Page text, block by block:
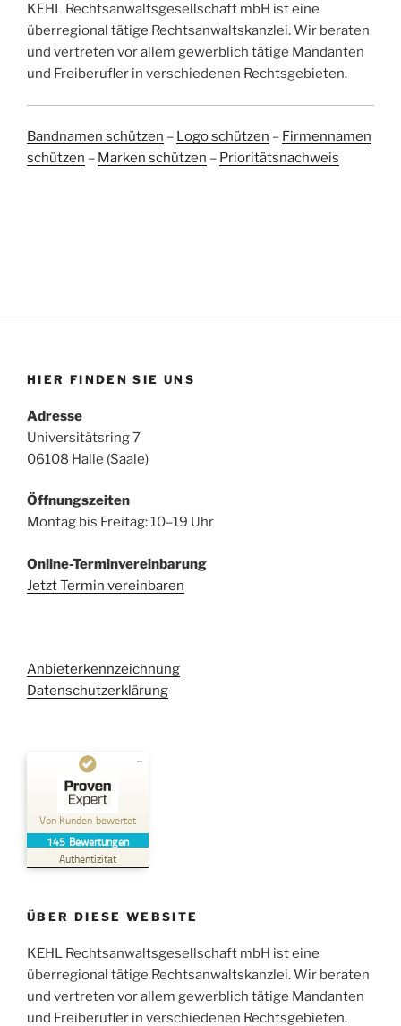
KEHL Rechtsanwaltsgesellschaft mbH ist eine
überregional tätige Rechtsanwaltskanzlei. Wir beraten
und vertreten vor allem gewerblich tätige Mandanten
und Freiberufler in verschiedenen Rechtsgebieten.
Bandnamen schützen – Logo schützen – Firmennamen
schützen – Marken schützen – Prioritätsnachweis
HIER FINDEN SIE UNS
Adresse
Universitätsring 7
06108 Halle (Saale)
Öffnungszeiten
Montag bis Freitag: 10–19 Uhr
Online-Terminvereinbarung
Jetzt Termin vereinbaren
Anbieterkennzeichnung
Datenschutzerklärung
Von Kunden bewertet
145 Bewertungen
Authentizität
Kundenbewertungen und Erfahrungen zu
Kehl Rechtsanwaltsgesellschaft mbH
SEHR GUT
Bewertungen auf
ProvenExpert.com
Bewertungen von
2
anderen Quellen
Blick aufs ProvenExpert-Profil werfen
ÜBER DIESE WEBSITE
KEHL Rechtsanwaltsgesellschaft mbH ist eine
überregional tätige Rechtsanwaltskanzlei. Wir beraten
und vertreten vor allem gewerblich tätige Mandanten
und Freiberufler in verschiedenen Rechtsgebieten.